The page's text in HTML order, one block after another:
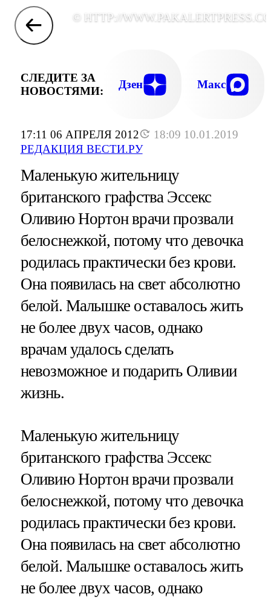
17:11 06 АПРЕЛЯ 2012
18:09 10.01.2019
РЕДАКЦИЯ ВЕСТИ.РУ
© HTTP://
СЛЕДИТЕ ЗА
НОВОСТЯМИ:
Дзен Макс
Маленькую жительницу
британского графства Эссекс
Оливию Нортон врачи прозвали
белоснежкой, потому что девочка
родилась практически без крови.
Она появилась на свет абсолютно
белой. Малышке оставалось жить
не более двух часов, однако
врачам удалось сделать
невозможное и подарить Оливии
жизнь.
Маленькую жительницу
британского графства Эссекс
Оливию Нортон врачи прозвали
белоснежкой, потому что девочка
родилась практически без крови.
Она появилась на свет абсолютно
белой. Малышке оставалось жить
не более двух часов, однако